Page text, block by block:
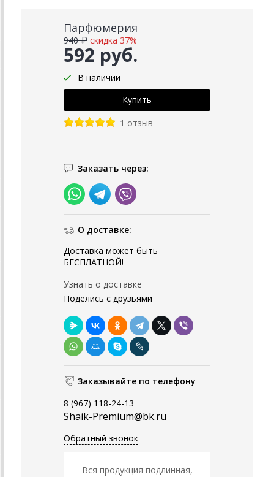
Парфюмерия
592 руб.
940 ₽ скидка 37%
В наличии
1 отзыв
Заказать через:
О доставке:
Доставка может быть
БЕСПЛАТНОЙ!
Узнать о доставке
Поделись с друзьями
Заказывайте по телефону
8 (967) 118-24-13
Shaik-Premium@bk.ru
Обратный звонок
Вся продукция подлинная,